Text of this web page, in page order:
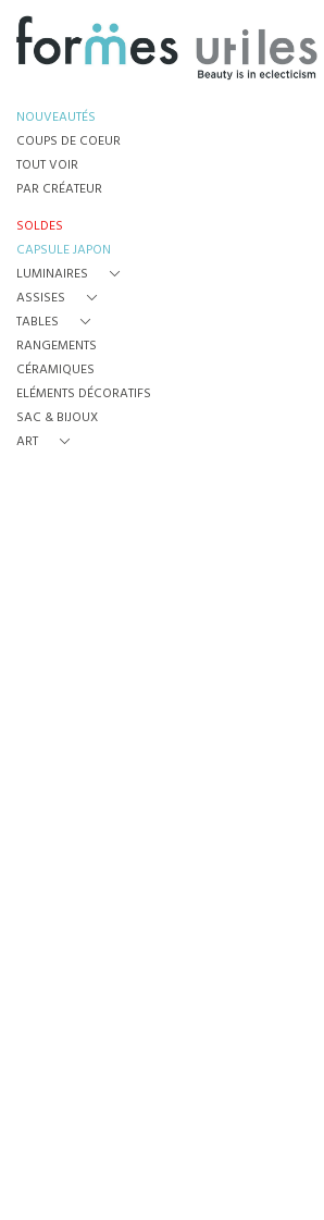
NOUVEAUTÉS
COUPS DE COEUR
TOUT VOIR
PAR CRÉATEUR
SOLDES
CAPSULE JAPON
LUMINAIRES
ASSISES
TABLES
RANGEMENTS
CÉRAMIQUES
ELÉMENTS DÉCORATIFS
SAC & BIJOUX
ART